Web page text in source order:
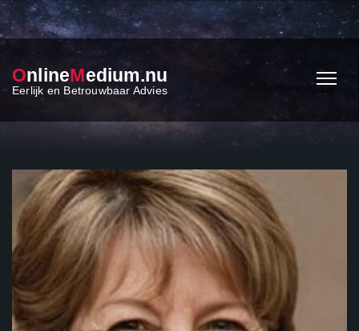
OnlineMedium.nu
Eerlijk en Betrouwbaar Advies